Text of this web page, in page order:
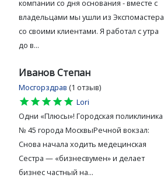
компании со дня основания - вместе с
владельцами мы ушли из Экспомастера
со своими клиентами. Я работал с утра
до в...
Иванов Степан
Мосгорздрав (1 отзыв)
star
star
star
star
star
Lori
Одни «Плюсы»! Городская поликлиника
№ 45 города МосквыРечной вокзал:
Снова начала ходить медецинская
Сестра — «бизнесвумен» и делает
бизнес частный на...